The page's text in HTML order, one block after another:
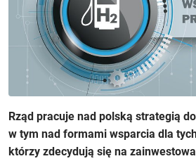
Rząd pracuje nad polską strategią
w tym nad formami wsparcia dla
którzy zdecydują się na